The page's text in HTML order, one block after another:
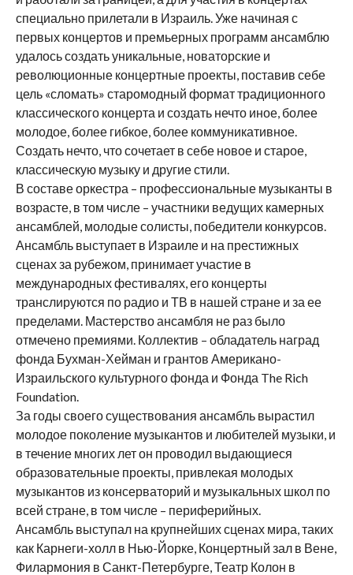
специально прилетали в Израиль. Уже начиная с
первых концертов и премьерных программ ансамблю
удалось создать уникальные, новаторские и
революционные концертные проекты, поставив себе
цель «сломать» старомодный формат традиционного
классического концерта и создать нечто иное, более
молодое, более гибкое, более коммуникативное.
Создать нечто, что сочетает в себе новое и старое,
классическую музыку и другие стили.
В составе оркестра – профессиональные музыканты в
возрасте, в том числе – участники ведущих камерных
ансамблей, молодые солисты, победители конкурсов.
Ансамбль выступает в Израиле и на престижных
сценах за рубежом, принимает участие в
международных фестивалях, его концерты
транслируются по радио и ТВ в нашей стране и за ее
пределами. Мастерство ансамбля не раз было
отмечено премиями. Коллектив – обладатель наград
фонда Бухман-Хейман и грантов Американо-
Израильского культурного фонда и Фонда The Rich
Foundation.
За годы своего существования ансамбль вырастил
молодое поколение музыкантов и любителей музыки, и
в течение многих лет он проводил выдающиеся
образовательные проекты, привлекая молодых
музыкантов из консерваторий и музыкальных школ по
всей стране, в том числе – периферийных.
Ансамбль выступал на крупнейших сценах мира, таких
как Карнеги-холл в Нью-Йорке, Концертный зал в Вене,
Филармония в Санкт-Петербурге, Театр Колон в